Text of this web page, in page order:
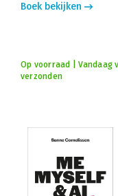
Boek bekijken
Op voorraad | Vandaag
verzonden